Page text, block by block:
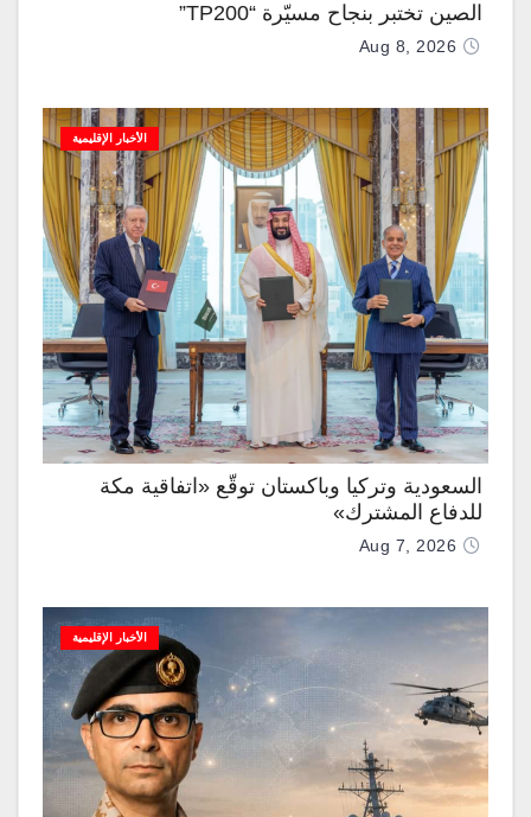
الصين تختبر بنجاح مسيّرة “TP200”
Aug 8, 2026
الأخبار الإقليمية
السعودية وتركيا وباكستان توقّع «اتفاقية مكة
للدفاع المشترك»
Aug 7, 2026
الأخبار الإقليمية